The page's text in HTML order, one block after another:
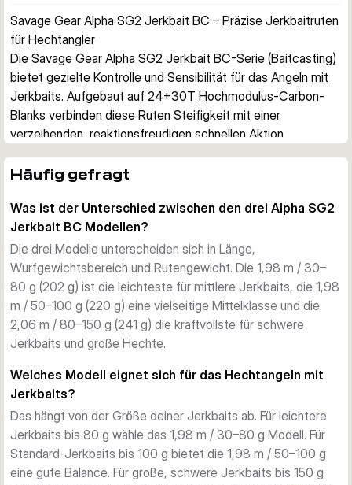
Savage Gear Alpha SG2 Jerkbait BC – Präzise Jerkbaitruten
für Hechtangler
Die Savage Gear Alpha SG2 Jerkbait BC-Serie (Baitcasting)
bietet gezielte Kontrolle und Sensibilität für das Angeln mit
Jerkbaits. Aufgebaut auf 24+30T Hochmodulus-Carbon-
Blanks verbinden diese Ruten Steifigkeit mit einer
verzeihenden, reaktionsfreudigen schnellen Aktion.
Diese Ruten wurden speziell für das Angeln mit Jerkbaits
für eine präzise Köderführung und bleibt dabei
reaktionsfreudig genug, um selbst feine Bisse zu erkennen.
Ein durchgehender Hintergriff sorgt für sicheren Halt und
komfortablen Hebel bei langen Sessions.
Hochmodulus-Carbon-Konstruktion
Die 24+30T Hochmodulus-Carbon-Blanks bieten eine
ausgezeichnete Balance aus Sensibilität und Kraft. Jeder
Kontakt wird über die Rute spürbar, und dennoch sind
kontrollierte Drills ohne Ausschlitzen oder Schnurbruch
vorhanden.
Hochwertige Komponenten
SeaGuide CCS Edelstahl-Führungen mit SiN-Ringen
ermöglichen einen reibungslosen Schnurablauf und
Langlebigkeit. Double-Lock Rollenhalter fixieren die Rolle
Häufig gefragt
Was ist der Unterschied zwischen den drei Alpha SG2
Jerkbait BC Modellen?
Die drei Modelle unterscheiden sich in Länge,
Wurfgewichtsbereich und Rutengewicht. Die 1,98 m / 30–
80 g (202 g) ist die leichteste für mittlere Jerkbaits, die 1,98
m / 50–100 g (220 g) eine vielseitige Mittelklasse und die
2,06 m / 80–150 g (241 g) die kraftvollste für schwere
Jerkbaits und große Hechte.
Welches Modell eignet sich für das Hechtangeln mit
Jerkbaits?
Das hängt von der Größe deiner Jerkbaits ab. Für leichtere
Jerkbaits bis 80 g wähle das 1,98 m / 30–80 g Modell. Für
Standard-Jerkbaits bis 100 g bietet die 1,98 m / 50–100 g
eine gute Balance. Für große, schwere Jerkbaits bis 150 g